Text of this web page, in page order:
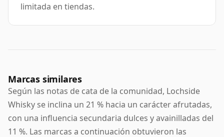
limitada en tiendas.
Marcas similares
Según las notas de cata de la comunidad, Lochside
Whisky se inclina un 21 % hacia un carácter afrutadas,
con una influencia secundaria dulces y avainilladas del
11 %. Las marcas a continuación obtuvieron las